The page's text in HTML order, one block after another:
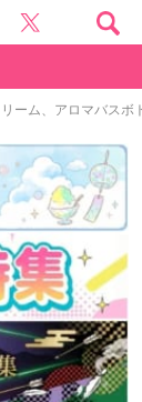
ーム、アロマバス